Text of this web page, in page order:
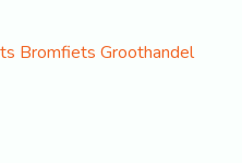
Bromfiets Groothandel